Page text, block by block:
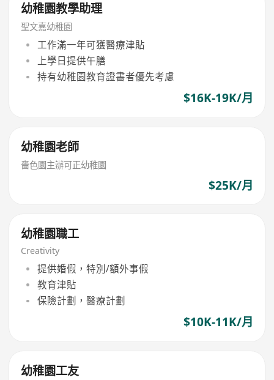
幼稚園教學助理
聖文嘉幼稚園
工作滿一年可獲醫療津貼
上學日提供午膳
持有幼稚園教育證書者優先考慮
$16K-19K/月
幼稚園老師
嗇色園主辦可正幼稚園
$25K/月
幼稚園職工
Creativity
提供婚假，特別/額外事假
教育津貼
保險計劃，醫療計劃
$10K-11K/月
幼稚園工友